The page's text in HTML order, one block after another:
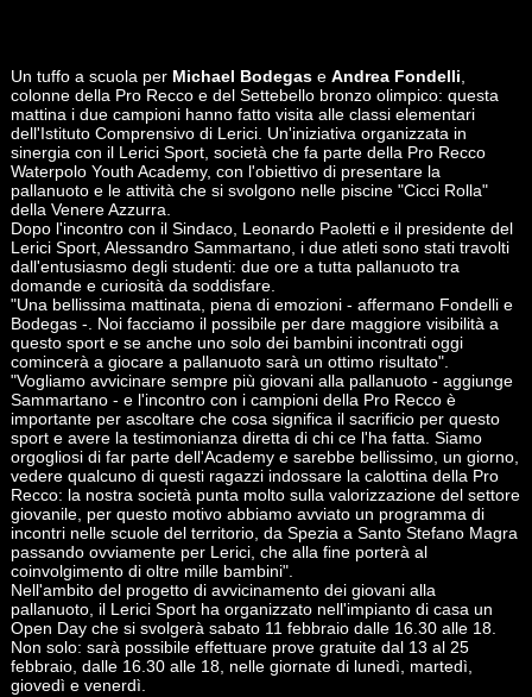
Un tuffo a scuola per Michael Bodegase Andrea Fondelli
colonne della Pro Recco e del Settebello bronzo olimpico: questa
mattina i due campioni hanno fatto visita alle classi elementari
dell'Istituto Comprensivo di Lerici. Un'iniziativa organizzata in
sinergia con il Lerici Sport, società che fa parte della Pro Recco
Waterpolo Youth Academy, con l'obiettivo di presentare la
pallanuoto e le attività che si svolgono nelle piscine "Cicci Rolla"
della Venere Azzurra.
Dopo l'incontro con il Sindaco, Leonardo Paoletti e il presidente del
Lerici Sport, Alessandro Sammartano, i due atleti sono stati travolti
dall'entusiasmo degli studenti: due ore a tutta pallanuoto tra
domande e curiosità da soddisfare.
"Una bellissima mattinata, piena di emozioni - affermano Fondelli e
Bodegas -. Noi facciamo il possibile per dare maggiore visibilità a
questo sport e se anche uno solo dei bambini incontrati oggi
comincerà a giocare a pallanuoto sarà un ottimo risultato".
"Vogliamo avvicinare sempre più giovani alla pallanuoto - aggiunge
Sammartano - e l'incontro con i campioni della Pro Recco è
importante per ascoltare che cosa significa il sacrificio per questo
sport e avere la testimonianza diretta di chi ce l'ha fatta. Siamo
orgogliosi di far parte dell'Academy e sarebbe bellissimo, un giorno,
vedere qualcuno di questi ragazzi indossare la calottina della Pro
Recco: la nostra società punta molto sulla valorizzazione del settore
giovanile, per questo motivo abbiamo avviato un programma di
incontri nelle scuole del territorio, da Spezia a Santo Stefano Magra
passando ovviamente per Lerici, che alla fine porterà al
coinvolgimento di oltre mille bambini".
Nell'ambito del progetto di avvicinamento dei giovani alla
pallanuoto, il Lerici Sport ha organizzato nell'impianto di casa un
Open Day che si svolgerà sabato 11 febbraio dalle 16.30 alle 18.
Non solo: sarà possibile effettuare prove gratuite dal 13 al 25
febbraio, dalle 16.30 alle 18, nelle giornate di lunedì, martedì,
giovedì e venerdì.